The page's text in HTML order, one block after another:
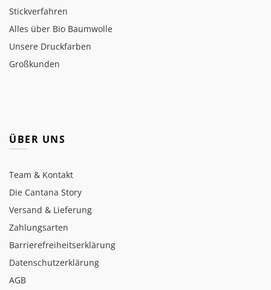
Stickverfahren
Alles über Bio Baumwolle
Unsere Druckfarben
Großkunden
ÜBER UNS
Team & Kontakt
Die Cantana Story
Versand & Lieferung
Zahlungsarten
Barrierefreiheitserklärung
Datenschutzerklärung
AGB